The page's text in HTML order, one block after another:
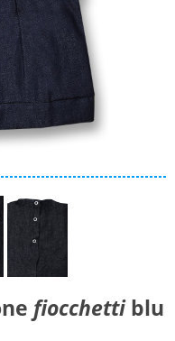
fiocchettiblu
Estate